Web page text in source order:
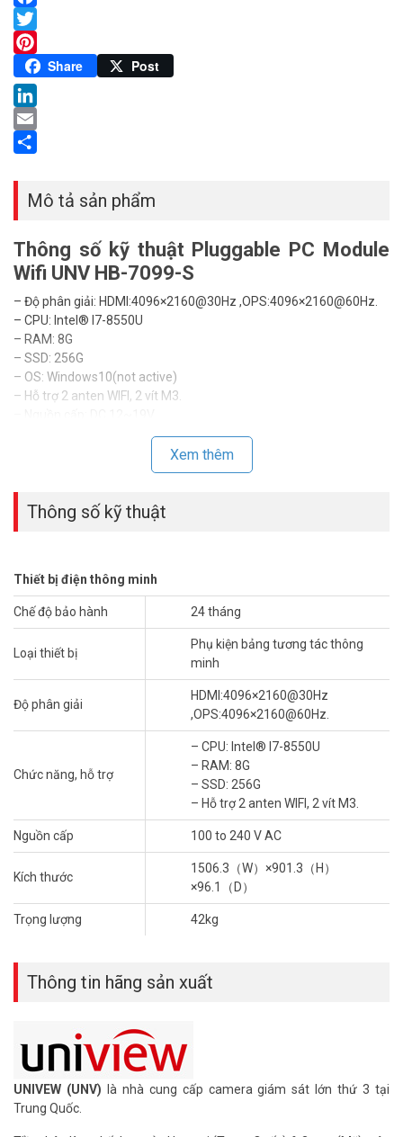
Facebook
Twitter
Pinterest
Share Post
LinkedIn
Email
Mô tả sản phẩm
Thông số kỹ thuật Pluggable PC Module
Wifi UNV HB-7099-S
– Độ phân giải: HDMI:4096×2160@30Hz ,OPS:4096×2160@60Hz.
– CPU: Intel® I7-8550U
– RAM: 8G
– SSD: 256G
– OS: Windows10(not active)
– Hỗ trợ 2 anten WIFI, 2 vít M3.
– Dimension (L×W×H): 119.5mm × 180.0 mm × 30.0mm.
– Bảo hành: 24 tháng.
*** Download:
Để cập nhật thông tin giá UNV HB-7099-S mới nhất,
xin vui lòng liên hệ HOTLINE1900.9259để được hỗ trợ
tốt nhất. Tham khảo thêm hình ảnh tại
Vuhoangtelecomnhé.
Xem thêm
Thông số kỹ thuật
Thiết bị điện thông minh
Chế độ bảo hành 24 tháng
Loại thiết bị
Phụ kiện bảng tương tác thông
minh
Độ phân giải
HDMI:4096×2160@30Hz
,OPS:4096×2160@60Hz.
Chức năng, hỗ trợ
– CPU: Intel® I7-8550U
– RAM: 8G
– SSD: 256G
– Hỗ trợ 2 anten WIFI, 2 vít M3.
Nguồn cấp 100 to 240 V AC
Kích thước
1506.3（W）×901.3（H）
×96.1（D）
Trọng lượng 42kg
Thông tin hãng sản xuất
UNIVEW (UNV) là nhà cung cấp camera giám sát lớn thứ 3 tại
Trung Quốc.